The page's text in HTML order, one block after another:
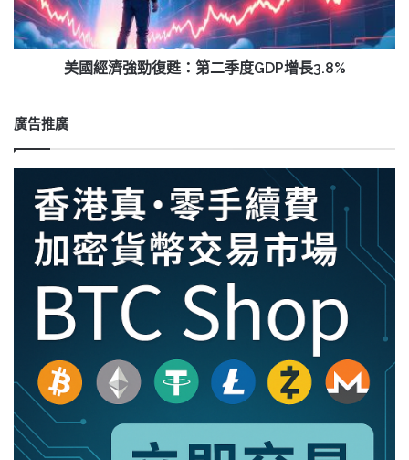
慎
影
響
復
甦：
第
GDP
美國經濟強勁復甦：第二季度GDP增長3.8%
廣告推廣